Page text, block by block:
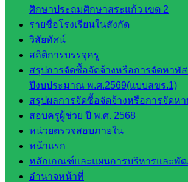
ศึกษาประถมศึกษาสระแก้ว เขต 2
รายชื่อโรงเรียนในสังกัด
วิสัยทัศน์
สถิติการบรรจุครู
สรุปการจัดซื้อจัดจ้างหรือการจัดหาพัส
ปีงบประมาณ พ.ศ.2569(แบบสขร.1)
สรุปผลการจัดซื้อจัดจ้างหรือการจัดห
สอบครูผู้ช่วย ปี พ.ศ. 2568
หน่วยตรวจสอบภายใน
หน้าแรก
หลักเกณฑ์และแผนการบริหารและพั
อำนาจหน้าที่
กลุ่มส่ง
เสริมการ
จัดการ
ศึกษา
กลุ่ม
บริหาร
งาน
บุคคล
กลุ่ม
พัฒนาครู
และบุ
คลากรฯ